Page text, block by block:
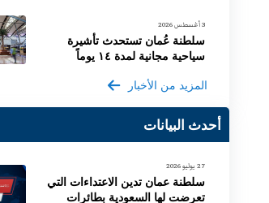
3 أغسطس 2026
سلطنة عُمان تستحدث تأشيرة
سياحية مجانية لمدة ١٤ يوماً
المزيد من الأخبار
أحدث البيانات
27 يوليو 2026
سلطنة عمان تدين الاعتداءات التي
تعرضت لها السعودية بطائرات